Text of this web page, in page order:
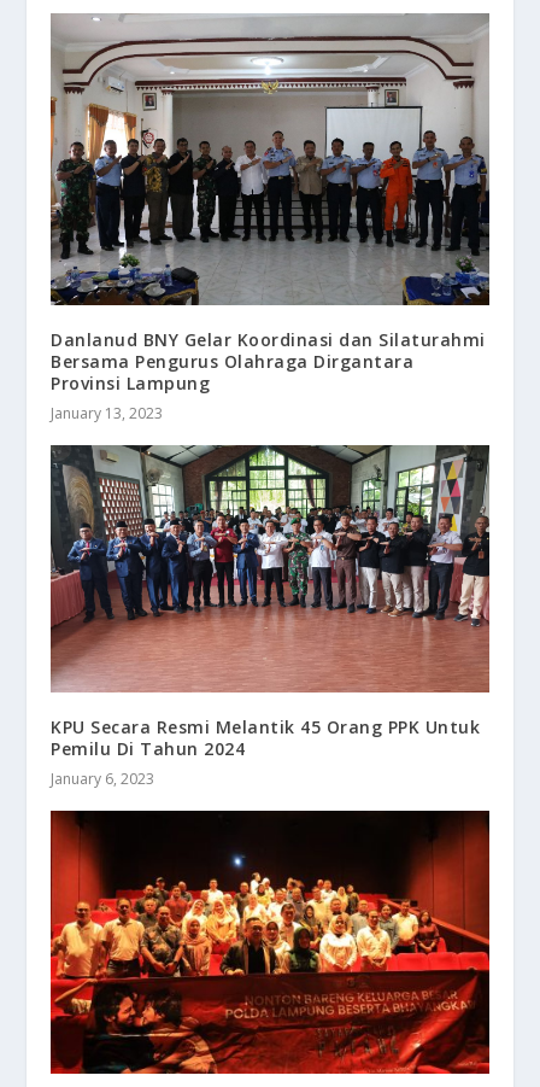
Danlanud BNY Gelar Koordinasi dan Silaturahmi
Bersama Pengurus Olahraga Dirgantara
Provinsi Lampung
January 13, 2023
KPU Secara Resmi Melantik 45 Orang PPK Untuk
Pemilu Di Tahun 2024
January 6, 2023